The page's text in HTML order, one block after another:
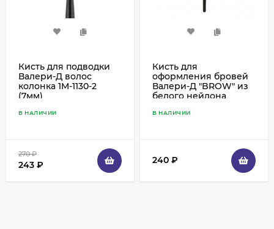
Кисть для подводки
Валери-Д волос
колонка 1M-1130-2
(7мм)
В НАЛИЧИИ
270₽
243 ₽
Кисть для
оформления бровей
Валери-Д "BROW" из
белого нейлона
В НАЛИЧИИ
240 ₽